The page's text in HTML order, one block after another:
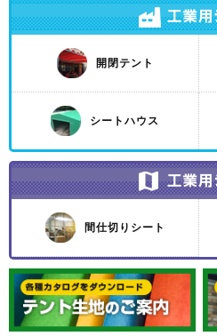
開閉テント
シートハウス
間仕切りシート